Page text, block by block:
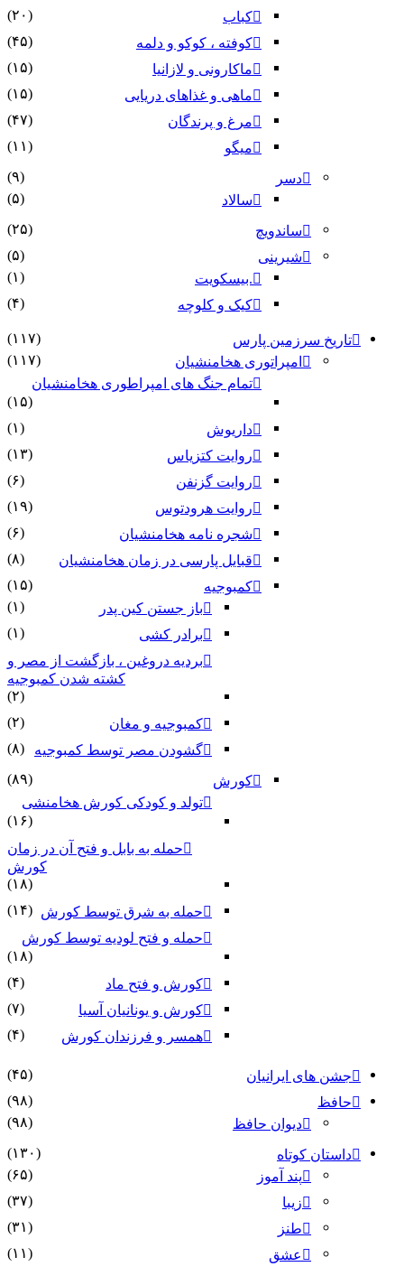
کباب
(۲۰)
کوفته ، کوکو و دلمه
(۴۵)
ماکارونی و لازانیا
(۱۵)
ماهی و غذاهای دریایی
(۱۵)
مرغ و پرندگان
(۴۷)
میگو
(۱۱)
دسر
(۹)
سالاد
(۵)
ساندویچ
(۲۵)
شیرینی
(۵)
.بیسکویت
(۱)
کیک و کلوچه
(۴)
تاریخ سرزمین پارس
(۱۱۷)
امپراتوری هخامنشیان
(۱۱۷)
تمام جنگ های امپراطوری هخامنشیان
(۱۵)
داریوش
(۱)
روایت کتزیاس
(۱۳)
روایت گزنفن
(۶)
روایت هرودتوس
(۱۹)
شجره نامه هخامنشیان
(۶)
قبایل پارسی در زمان هخامنشیان
(۸)
کمبوجیه
(۱۵)
باز جستن کین پدر
(۱)
برادر کشی
(۱)
بردیه دروغین ، بازگشت از مصر و
کشته شدن کمبوجیه
(۲)
کمبوجیه و مغان
(۲)
گشودن مصر توسط کمبوجیه
(۸)
کورش
(۸۹)
تولد و کودکی کورش هخامنشی
(۱۶)
حمله به بابل و فتح آن در زمان
کورش
(۱۸)
حمله به شرق توسط کورش (۱۴)
حمله و فتح لودیه توسط کورش
(۱۸)
کورش و فتح ماد
(۴)
کورش و یونانیان آسیا
(۷)
همسر و فرزندان کورش
(۴)
جشن های ایرانیان
(۴۵)
حافظ
(۹۸)
دیوان حافظ
(۹۸)
داستان کوتاه
(۱۳۰)
پند آموز
(۶۵)
زیبا
(۳۷)
طنز
(۳۱)
عشق
(۱۱)